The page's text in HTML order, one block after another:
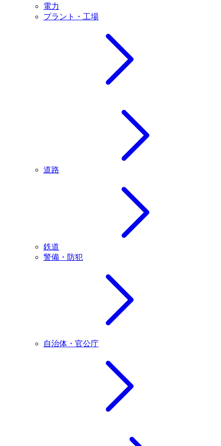
電力
プラント・工場
道路
鉄道
警備・防犯
自治体・官公庁